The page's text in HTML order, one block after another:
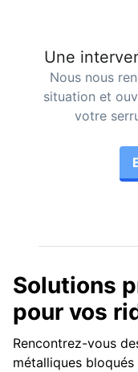
Une
Nous nous
situation et
votre
Solutions
pour vos
Rencontrez-vous
métalliques